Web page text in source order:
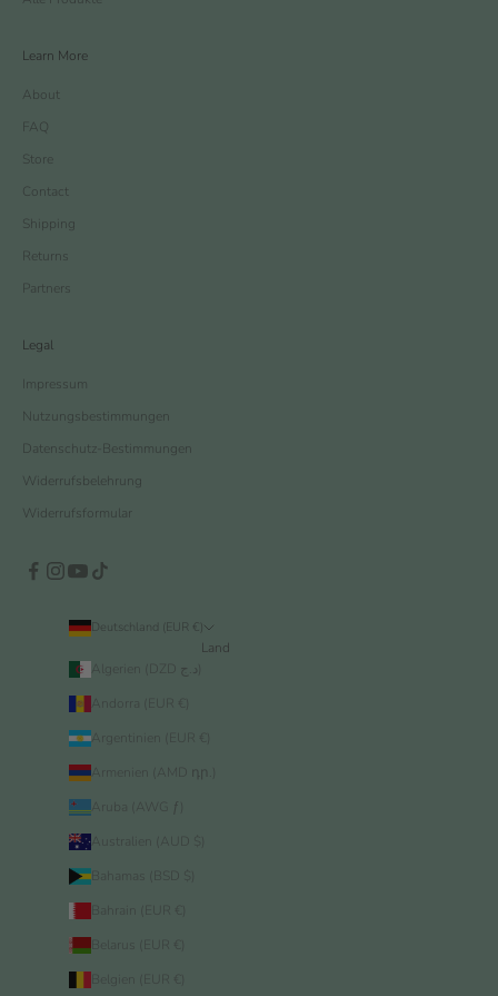
Learn More
About
FAQ
Store
Contact
Shipping
Returns
Partners
Legal
Impressum
Nutzungsbestimmungen
Datenschutz-Bestimmungen
Widerrufsbelehrung
Widerrufsformular
Deutschland (EUR €)
Land
Andorra (EUR €)
Argentinien (EUR €)
Armenien (AMD դր.)
Aruba (AWG ƒ)
Australien (AUD $)
Bahamas (BSD $)
Bahrain (EUR €)
Belarus (EUR €)
Belgien (EUR €)